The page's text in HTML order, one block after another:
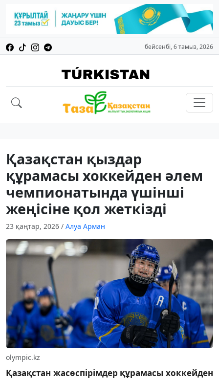
бейсенбі, 6 тамыз, 2026
Қазақстан қыздар
құрамасы хоккейден әлем
чемпионатында үшінші
жеңісіне қол жеткізді
23 қаңтар, 2026 / Алуа Арман
olympic.kz
Қазақстан жасөспірімдер құрамасы хоккейден